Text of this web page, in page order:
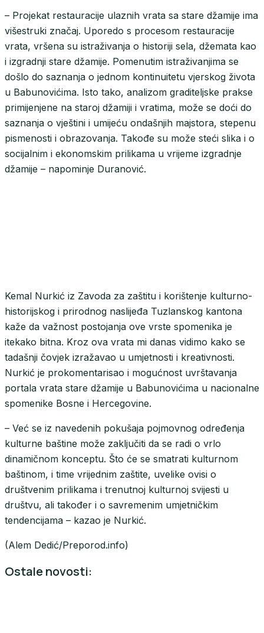
– Projekat restauracije ulaznih vrata sa stare džamije ima
višestruki značaj. Uporedo s procesom restauracije
vrata, vršena su istraživanja o historiji sela, džemata kao
i izgradnji stare džamije. Pomenutim istraživanjima se
došlo do saznanja o jednom kontinuitetu vjerskog života
u Babunovićima. Isto tako, analizom graditeljske prakse
primijenjene na staroj džamiji i vratima, može se doći do
saznanja o vještini i umijeću ondašnjih majstora, stepenu
pismenosti i obrazovanja. Takođe su može steći slika i o
socijalnim i ekonomskim prilikama u vrijeme izgradnje
džamije – napominje Duranović.
Kemal Nurkić iz Zavoda za zaštitu i korištenje kulturno-
historijskog i prirodnog naslijeđa Tuzlanskog kantona
kaže da važnost postojanja ove vrste spomenika je
itekako bitna. Kroz ova vrata mi danas vidimo kako se
tadašnji čovjek izražavao u umjetnosti i kreativnosti.
Nurkić je prokomentarisao i mogućnost uvrštavanja
portala vrata stare džamije u Babunovićima u nacionalne
spomenike Bosne i Hercegovine.
– Već se iz navedenih pokušaja pojmovnog određenja
kulturne baštine može zaključiti da se radi o vrlo
dinamičnom konceptu. Što će se smatrati kulturnom
baštinom, i time vrijednim zaštite, uvelike ovisi o
društvenim prilikama i trenutnoj kulturnoj svijesti u
društvu, ali također i o savremenim umjetničkim
tendencijama – kazao je Nurkić.
(Alem Dedić/Preporod.info)
Ostale novosti: